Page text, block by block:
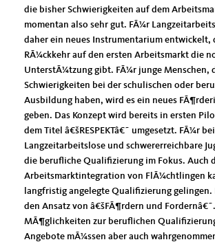
die bisher Schwierigkeiten auf dem
momentan also sehr gut. FÃ¼r
daher ein neues Instrumentarium entwickelt,
RÃ¼ckkehr auf den ersten Arbeitsmarkt die
UnterstÃ¼tzung gibt. FÃ¼r junge Menschen,
Schwierigkeiten bei der schulischen oder
Ausbildung haben, wird es ein neues
geben. Das Konzept wird bereits in ersten
dem Titel â€šRESPEKTâ€˜ umgesetzt. FÃ¼r
Langzeitarbeitslose und schwererreichbare
die berufliche Qualifizierung im Fokus. Auch
Arbeitsmarktintegration von FlÃ¼chtlingen
langfristig angelegte Qualifizierung gelingen.
den Ansatz von â€šFÃ¶rdern und
MÃ¶glichkeiten zur beruflichen
Angebote mÃ¼ssen aber auch